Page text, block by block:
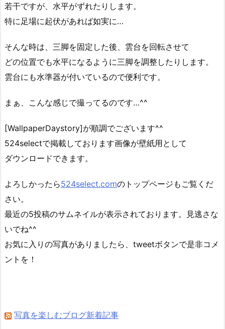
若干ですが、水平がずれたりします。
特に足場に起伏があれば如実に…
そんな時は、三脚を固定した後、雲台を回転させて
どの位置でも水平になるように三脚を調整したりします。
雲台にも水準器が付いているので便利です。
まぁ、こんな感じで撮ってるのです…^^
[WallpaperDaystory]が順調でございます^^
524selectで掲載しております画像が壁紙用として
ダウンロードできます。
よろしかったら524select.comのトップページもご覧くだ
さい。
最近の5投稿のサムネイルが表示されております。見逃さな
いでね^^
お気に入りの写真がありましたら、tweetボタンで是非コメ
ントを！
写真を楽しむブログ新着記事